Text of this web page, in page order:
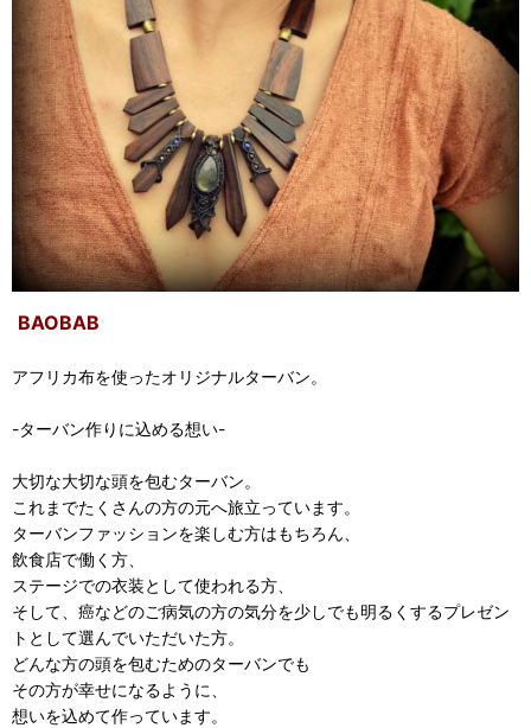
BAOBAB
アフリカ布を使ったオリジナルターバン。
-ターバン作りに込める想い-
大切な大切な頭を包むターバン。
これまでたくさんの方の元へ旅立っています。
ターバンファッションを楽しむ方はもちろん、
飲食店で働く方、
ステージでの衣装として使われる方、
そして、癌などのご病気の方の気分を少しでも明るくするプレゼン
トとして選んでいただいた方。
どんな方の頭を包むためのターバンでも
その方が幸せになるように、
想いを込めて作っています。